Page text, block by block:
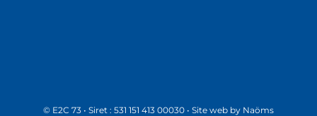
© E2C 73 • Siret : 531 151 413 00030 • Site web by Naöms